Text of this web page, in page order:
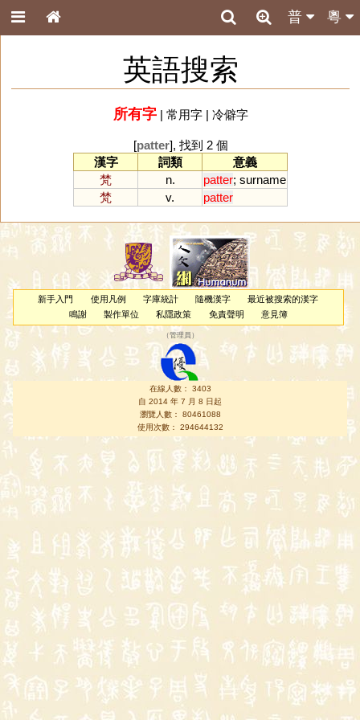
粵
普
英語搜索
所有字| 常用字| 冷僻字
[patter], 找到 2 個
漢字
詞類
意義
梵
n. patter; surname
梵
v. patter
新手入門 使用凡例 字庫統計 隨機漢字
最近被搜索的漢字
鳴謝
製作單位 私隱政策 免責聲明 意見簿
（管理員 ）
在線人數： 3403
自 2014 年 7 月 8 日起
瀏覽人數： 80461088
使用次數： 294644132